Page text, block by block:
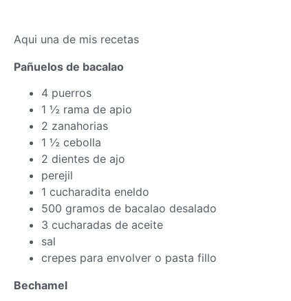
Aqui una de mis recetas
Pañuelos de bacalao
4 puerros
1 ½ rama de apio
2 zanahorias
1 ½ cebolla
2 dientes de ajo
perejil
1 cucharadita eneldo
500 gramos de bacalao desalado
3 cucharadas de aceite
sal
crepes para envolver o pasta fillo
Bechamel